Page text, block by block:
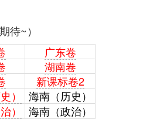
待~）
广东卷
湖南卷
新课标卷2
） 海南（历史）
）
海南（政治）